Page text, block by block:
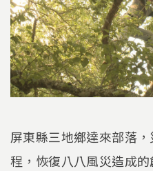
屏東縣三地鄉達來部落
程，恢復八八風災造成